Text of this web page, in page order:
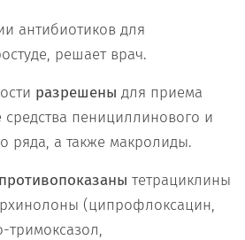
антибиотиков для
решает врач.
разрешены для приема
средства пенициллинового и
ряда, а также макролиды.
противопоказаны тетрациклины
(ципрофлоксацин,
тримоксазол,